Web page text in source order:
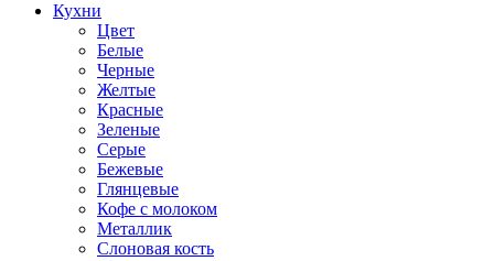
Кухни
Цвет
Белые
Черные
Желтые
Красные
Зеленые
Серые
Бежевые
Глянцевые
Кофе с молоком
Металлик
Слоновая кость